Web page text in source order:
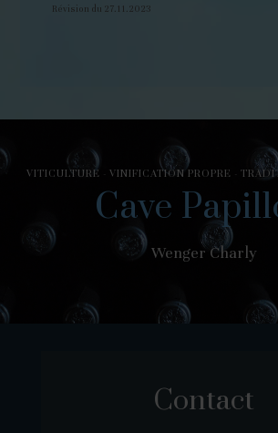
Révision du 27.11.2023
VITICULTURE - VINIFICATION PROPRE -
Cave
Wenger Charly
Contact